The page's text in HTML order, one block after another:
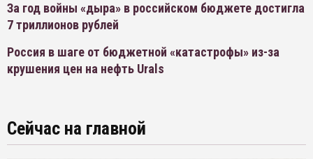
За год войны «дыра» в российском бюджете достигла
7 триллионов рублей
Россия в шаге от бюджетной «катастрофы» из-за
крушения цен на нефть Urals
Сейчас на главной